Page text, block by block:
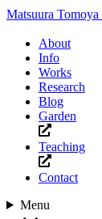
Matsuura Tomoya
About
Info
Works
Research
Blog
Garden
Teaching
Contact
Menu